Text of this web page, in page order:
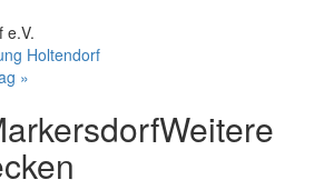
e.V.
Holtendorf
»
Weitere